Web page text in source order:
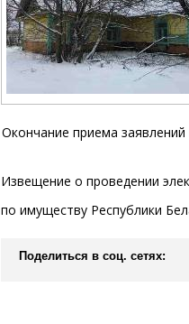
Окончание приема заявлений
Извещение о проведении
по имуществу Республики
Поделиться в соц. сетях: